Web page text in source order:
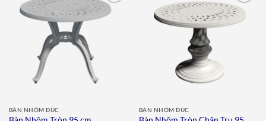
Add to
wishlist
BÀN NHÔM ĐÚC
Add to
wishlist
BÀN NHÔM ĐÚC